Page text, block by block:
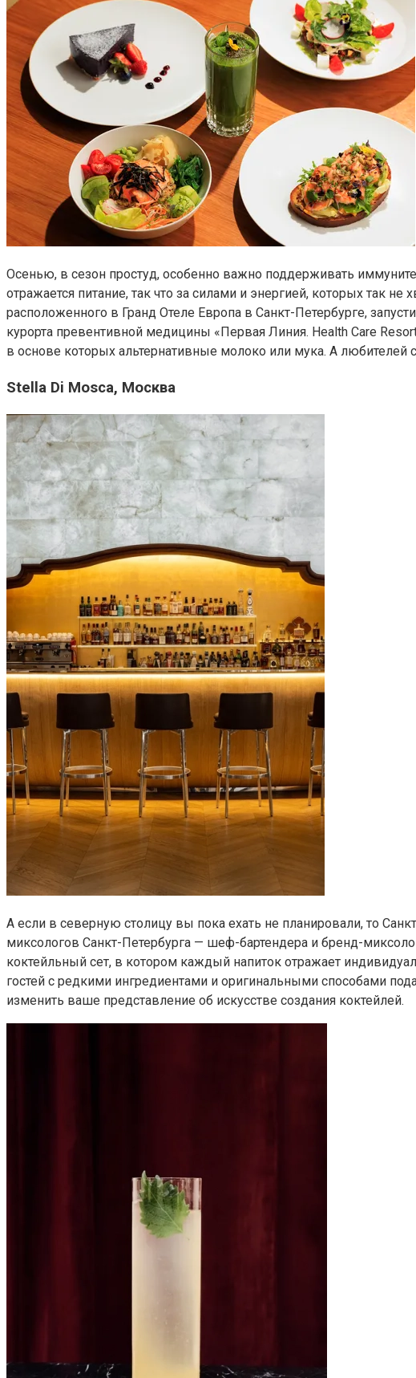
Осенью, в сезон простуд, особенно важно поддерживать
отражается питание, так что за силами и энергией, которых так
расположенного в Гранд Отеле Европа в Санкт-Петербурге,
курорта превентивной медицины «Первая Линия. Health Care
в основе которых альтернативные молоко или мука. А любителей
Stella Di Mosca, Москва
А если в северную столицу вы пока ехать не планировали, то
миксологов Санкт-Петербурга — шеф-бартендера и бренд-
коктейльный сет, в котором каждый напиток отражает
гостей с редкими ингредиентами и оригинальными способами
изменить ваше представление об искусстве создания коктейлей.